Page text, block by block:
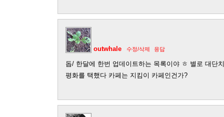
outwhale 수정/삭제 응답
돕/ 한달에 한번 업데이트하는 목록이야 ㅎ 별로 대단
평화를 택했다 카페는 지킴이 카페인건가?